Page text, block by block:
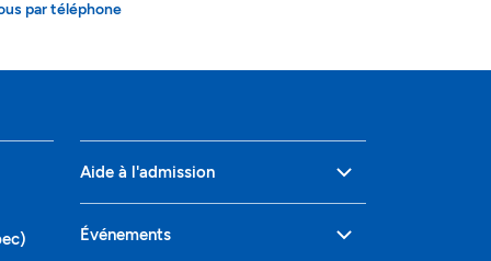
par téléphone
Aide à l'admission
Événements